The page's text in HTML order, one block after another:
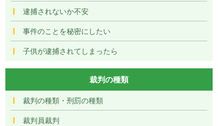
逮捕されないか不安
事件のことを秘密にしたい
子供が逮捕されてしまったら
裁判の種類
裁判の種類・刑罰の種類
裁判員裁判